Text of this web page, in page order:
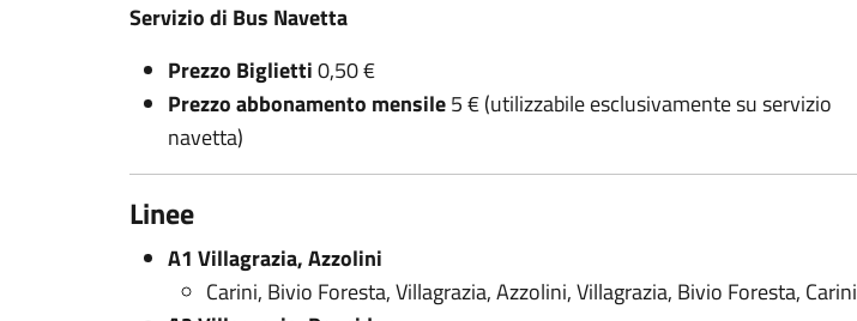
Servizio di Bus Navetta
Prezzo Biglietti0,50 €
Prezzo abbonamento mensile5 € (utilizzabile esclusivamente su servizio
navetta)
Linee
A1 Villagrazia, Azzolini
Carini, Bivio Foresta, Villagrazia, Azzolini, Villagrazia, Bivio Foresta, Carini